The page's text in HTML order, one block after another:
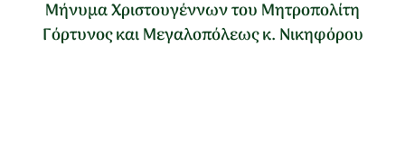
Μήνυμα Χριστουγέννων του Μητροπολίτη
Γόρτυνος και Μεγαλοπόλεως κ. Νικηφόρου